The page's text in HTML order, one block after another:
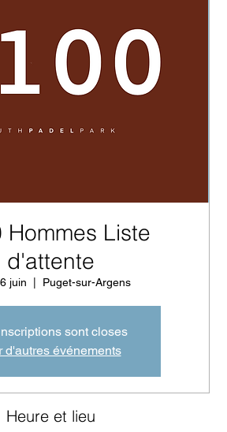
Hommes Liste
d'attente
juin Puget-sur-Argens
sont closes
d'autres événements
Heure et lieu